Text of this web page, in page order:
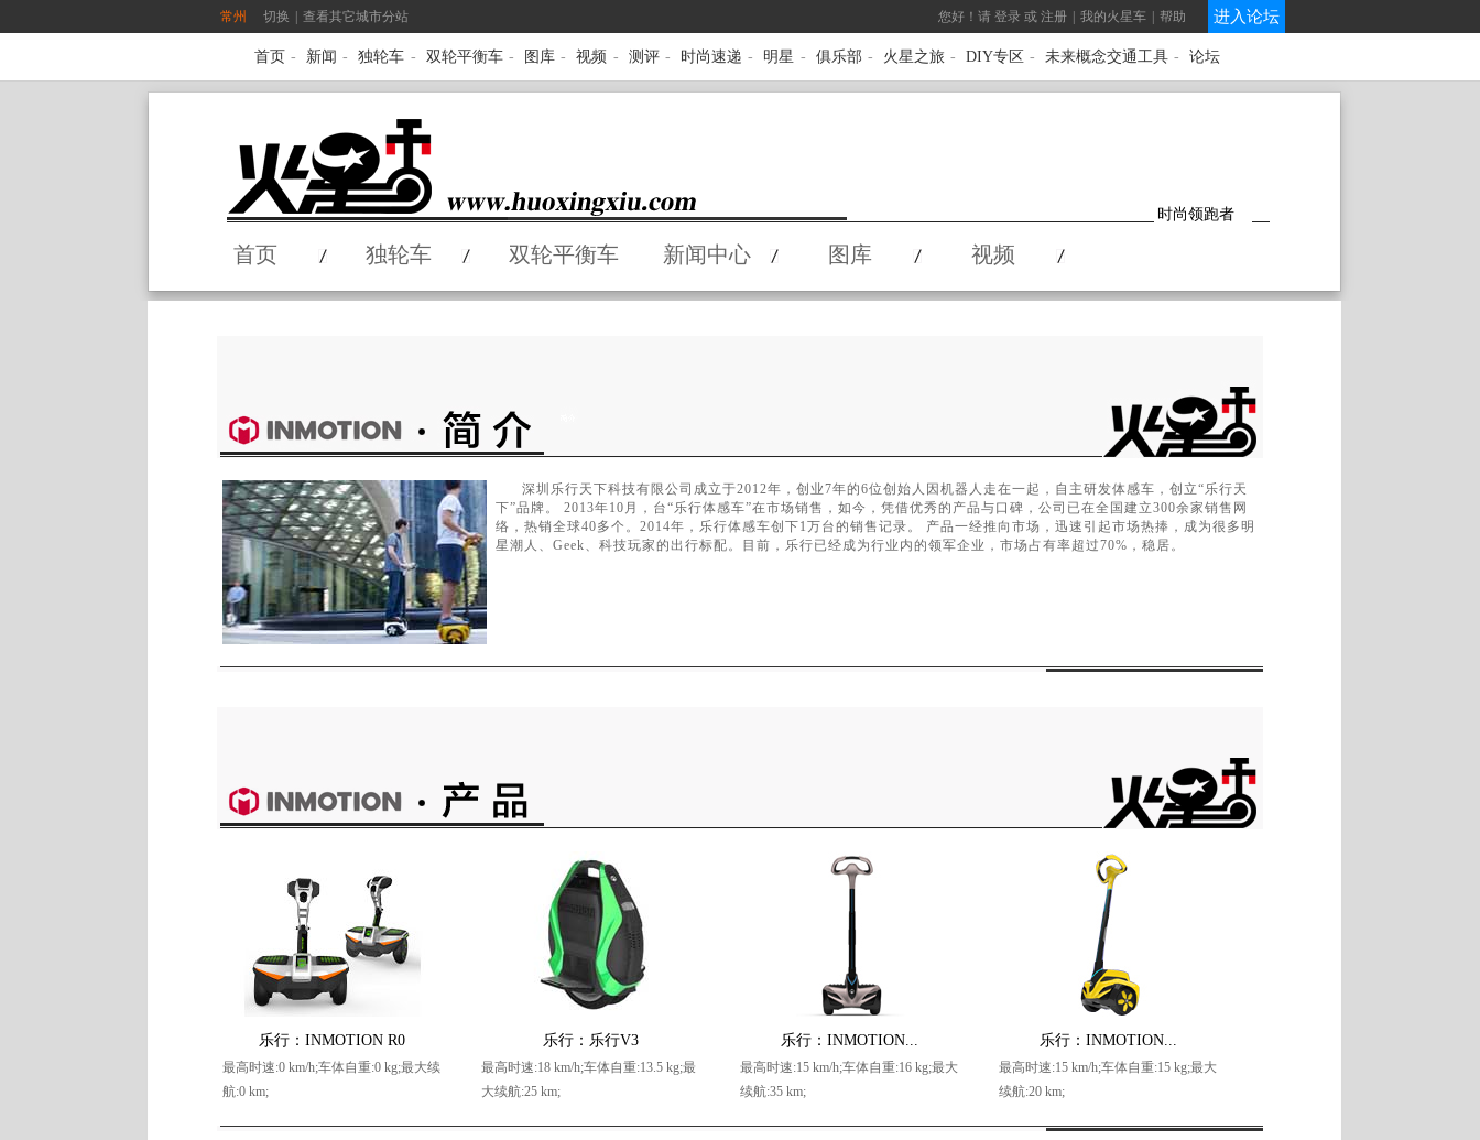
常州 切换 查看其它城市分站 您好！请 登录 或 注册 我的火星车 帮助 进入论坛
首页 - 新闻 - 独轮车 - 双轮平衡车 - 图库 - 视频 - 测评 - 时尚速递 - 明星 - 俱乐部 - 火星之旅 - DIY专区 - 未来概念交通工具 - 论坛
时尚领跑者
首页 独轮车 双轮平衡车 新闻中心 图库 视频
深圳乐行天下科技有限公司成立于2012年，创业7年的6位创始人因机器人走在一起，自主研发体感车，创立“乐行天
下”品牌。 2013年10月，台“乐行体感车”在市场销售，如今，凭借优秀的产品与口碑，公司已在全国建立300余家销售网
络，热销全球40多个。2014年，乐行体感车创下1万台的销售记录。 产品一经推向市场，迅速引起市场热捧，成为很多明
星潮人、Geek、科技玩家的出行标配。目前，乐行已经成为行业内的领军企业，市场占有率超过70%，稳居。
乐行：INMOTION R0
最高时速:0 km/h;车体自重:0 kg;最大续
航:0 km;
乐行：乐行V3
最高时速:18 km/h;车体自重:13.5 kg;最
大续航:25 km;
乐行：INMOTION...
最高时速:15 km/h;车体自重:16 kg;最大
续航:35 km;
乐行：INMOTION...
最高时速:15 km/h;车体自重:15 kg;最大
续航:20 km;